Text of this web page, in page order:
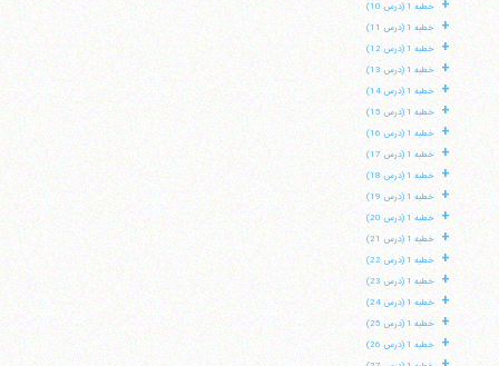
+ خطبه 1 (درس 10)
+ خطبه 1 (درس 11)
+ خطبه 1 (درس 12)
+ خطبه 1 (درس 13)
+ خطبه 1 (درس 14)
+ خطبه 1 (درس 15)
+ خطبه 1 (درس 16)
+ خطبه 1 (درس 17)
+ خطبه 1 (درس 18)
+ خطبه 1 (درس 19)
+ خطبه 1 (درس 20)
+ خطبه 1 (درس 21)
+ خطبه 1 (درس 22)
+ خطبه 1 (درس 23)
+ خطبه 1 (درس 24)
+ خطبه 1 (درس 25)
+ خطبه 1 (درس 26)